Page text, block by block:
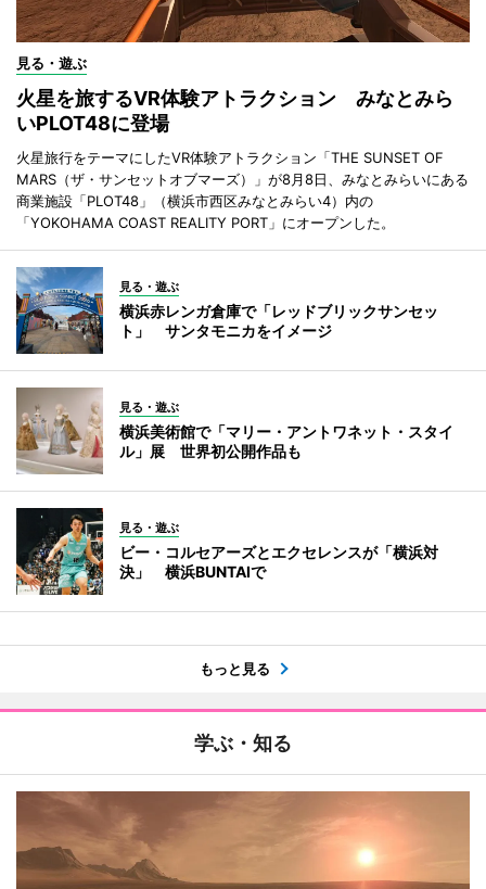
見る・遊ぶ
火星を旅するVR体験アトラクション みなとみら
いPLOT48に登場
火星旅行をテーマにしたVR体験アトラクション「THE SUNSET OF
MARS（ザ・サンセットオブマーズ）」が8月8日、みなとみらいにある
商業施設「PLOT48」（横浜市西区みなとみらい4）内の
「YOKOHAMA COAST REALITY PORT」にオープンした。
見る・遊ぶ
横浜赤レンガ倉庫で「レッドブリックサンセッ
ト」 サンタモニカをイメージ
見る・遊ぶ
横浜美術館で「マリー・アントワネット・スタイ
ル」展 世界初公開作品も
見る・遊ぶ
ビー・コルセアーズとエクセレンスが「横浜対
決」 横浜BUNTAIで
もっと見る
学ぶ・知る